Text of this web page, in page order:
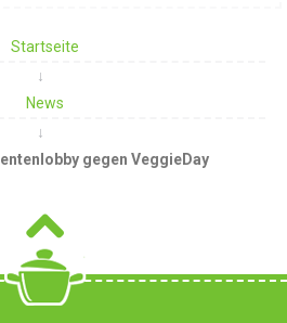
Startseite
News
gegen VeggieDay